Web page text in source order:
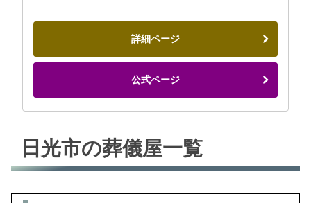
詳細ページ
公式ページ
日光市の葬儀屋一覧